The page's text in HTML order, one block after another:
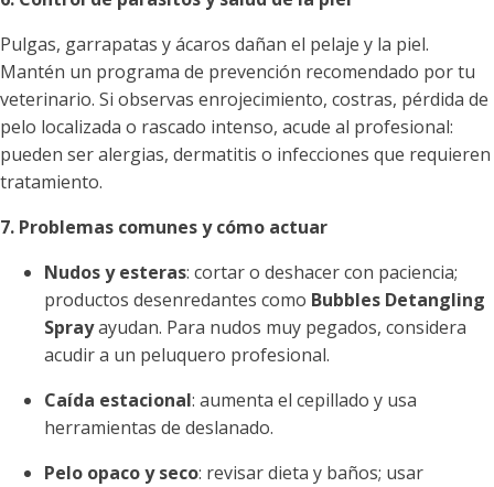
Pulgas, garrapatas y ácaros dañan el pelaje y la piel.
Mantén un programa de prevención recomendado por tu
veterinario. Si observas enrojecimiento, costras, pérdida de
pelo localizada o rascado intenso, acude al profesional:
pueden ser alergias, dermatitis o infecciones que requieren
tratamiento.
7. Problemas comunes y cómo actuar
Nudos y esteras: cortar o deshacer con paciencia;
productos desenredantes como Bubbles Detangling
Sprayayudan. Para nudos muy pegados, considera
acudir a un peluquero profesional.
Caída estacional: aumenta el cepillado y usa
herramientas de deslanado.
Pelo opaco y seco: revisar dieta y baños; usar